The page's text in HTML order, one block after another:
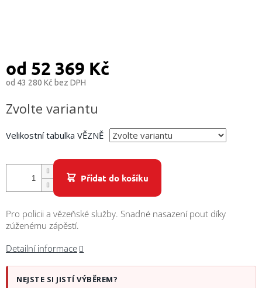
od 52 369 Kč
od 43 280 Kč bez DPH
cena:
Zvolte variantu
Velikostní tabulka VĚZNĚ
Přidat do košíku
Pro policii a vězeňské služby. Snadné nasazení pout díky
zúženému zápěstí.
Detailní informace
NEJSTE SI JISTÍ VÝBĚREM?